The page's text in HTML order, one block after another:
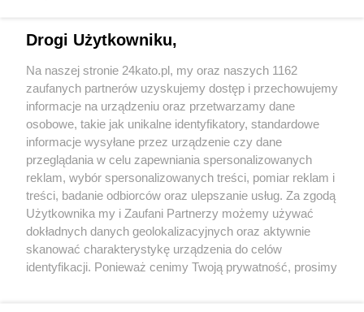
Wydawca mediów lokalnych
Nie zapomnij
zapoznać się z:
polityką prywatności regulamin korzystania z portali
Twojemiasto
Piekary Śląskie
Chorzów
Tarnowskie Góry
Skontakuj sięz nami
Kontakt
Wydawca
Redakcja
Drogi Użytkowniku,
Na naszej stronie 24kato.pl, my oraz naszych 1162
zaufanych partnerów uzyskujemy dostęp i przechowujemy
informacje na urządzeniu oraz przetwarzamy dane
osobowe, takie jak unikalne identyfikatory, standardowe
informacje wysyłane przez urządzenie czy dane
przeglądania w celu zapewniania spersonalizowanych
reklam, wybór spersonalizowanych treści, pomiar reklam i
treści, badanie odbiorców oraz ulepszanie usług. Za zgodą
Użytkownika my i Zaufani Partnerzy możemy używać
dokładnych danych geolokalizacyjnych oraz aktywnie
skanować charakterystykę urządzenia do celów
identyfikacji. Ponieważ cenimy Twoją prywatność, prosimy